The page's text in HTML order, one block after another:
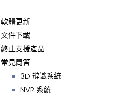
軟體更新
文件下載
終止支援產品
常見問答
3D 辨識系統
NVR 系統